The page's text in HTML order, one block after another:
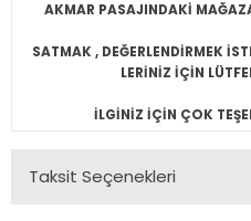
AKMAR PASAJINDAKİ
SATMAK , DEĞERLENDİRMEK
LERİNİZ İÇİN
İLGİNİZ İÇİN ÇOK
Taksit Seçenekleri